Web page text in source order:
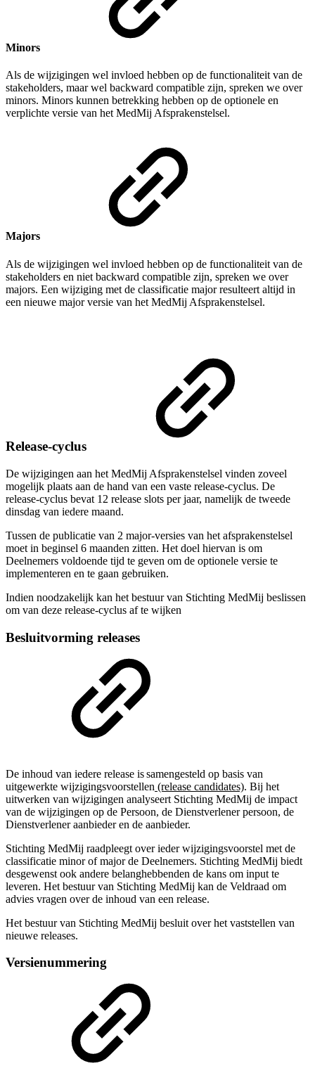
Minors
Als de wijzigingen wel invloed hebben op de functionaliteit van de
stakeholders, maar wel backward compatible zijn, spreken we over
minors. Minors kunnen betrekking hebben op de optionele en
verplichte versie van het MedMij Afsprakenstelsel.
Majors
Als de wijzigingen wel invloed hebben op de functionaliteit van de
stakeholders en niet backward compatible zijn, spreken we over
majors. Een wijziging met de classificatie major resulteert altijd in
een nieuwe major versie van het MedMij Afsprakenstelsel.
Release-cyclus
De wijzigingen aan het MedMij Afsprakenstelsel vinden zoveel
mogelijk plaats aan de hand van een vaste release-cyclus. De
release-cyclus bevat 12 release slots per jaar, namelijk de tweede
dinsdag van iedere maand.
Tussen de publicatie van 2 major-versies van het afsprakenstelsel
moet in beginsel 6 maanden zitten. Het doel hiervan is om
Deelnemers voldoende tijd te geven om de optionele versie te
implementeren en te gaan gebruiken.
Indien noodzakelijk kan het bestuur van Stichting MedMij beslissen
om van deze release-cyclus af te wijken
Besluitvorming releases
De inhoud van iedere release is samengesteld op basis van
uitgewerkte wijzigingsvoorstellen (release candidates). Bij het
uitwerken van wijzigingen analyseert Stichting MedMij de impact
van de wijzigingen op de Persoon, de Dienstverlener persoon, de
Dienstverlener aanbieder en de aanbieder.
Stichting MedMij raadpleegt over ieder wijzigingsvoorstel met de
classificatie minor of major de Deelnemers. Stichting MedMij biedt
desgewenst ook andere belanghebbenden de kans om input te
leveren. Het bestuur van Stichting MedMij kan de Veldraad om
advies vragen over de inhoud van een release.
Het bestuur van Stichting MedMij besluit over het vaststellen van
nieuwe releases.
Versienummering